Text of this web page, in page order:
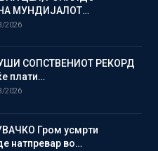
МУНДИЈАЛОТ…
2026
СОПСТВЕНИОТ РЕКОРД
плати…
2026
Гром усмрти
натпревар во…